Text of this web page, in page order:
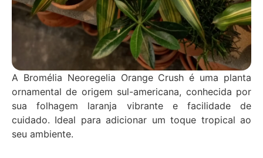
A Bromélia Neoregelia Orange Crush é uma planta
ornamental de origem sul-americana, conhecida por
sua folhagem laranja vibrante e facilidade de
cuidado. Ideal para adicionar um toque tropical ao
seu ambiente.